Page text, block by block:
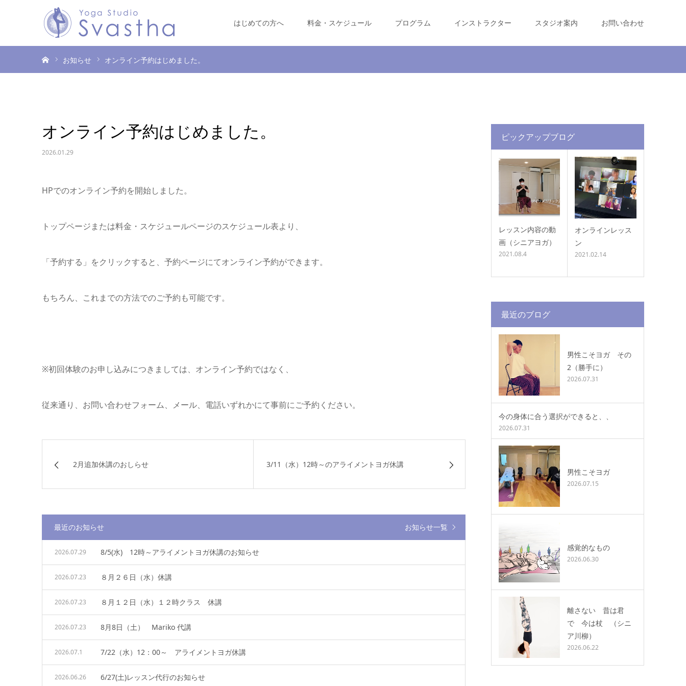
はじめての方へ 料金・スケジュール プログラム インストラクター スタジオ案内 お問い合わせ
お知らせ オンライン予約はじめました。
オンライン予約はじめました。
2026.01.29
HPでのオンライン予約を開始しました。
トップページまたは料金・スケジュールページのスケジュール表より、
「予約する」をクリックすると、予約ページにてオンライン予約ができます。
もちろん、これまでの方法でのご予約も可能です。
※初回体験のお申し込みにつきましては、オンライン予約ではなく、
従来通り、お問い合わせフォーム、メール、電話いずれかにて事前にご予約ください。
2月追加休講のおしらせ 3/11（水）12時～のアライメントヨガ休講
最近のお知らせ お知らせ一覧
8/5(水) 12時～アライメントヨガ休講のお知らせ
2026.07.29
８月２６日（水）休講
2026.07.23
８月１２日（水）１２時クラス 休講
2026.07.23
8月8日（土） Mariko 代講
2026.07.23
7/22（水）12：00～ アライメントヨガ休講
2026.07.1
6/27(土)レッスン代行のお知らせ
2026.06.26
ピックアップブログ
レッスン内容の動
画（シニアヨガ）
2021.08.4
オンラインレッス
ン
2021.02.14
最近のブログ
男性こそヨガ その
2（勝手に）
2026.07.31
今の身体に合う選択ができると、、
2026.07.31
男性こそヨガ
2026.07.15
感覚的なもの
2026.06.30
離さない 昔は君
で 今は杖 （シニ
ア川柳）
2026.06.22